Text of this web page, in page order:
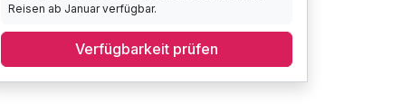
Reisen ab Januar verfügbar.
Verfügbarkeit prüfen